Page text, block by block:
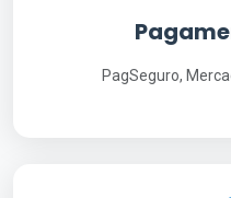
PagSeguro,